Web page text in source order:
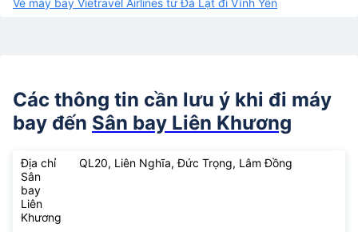
Vé máy bay Vietravel Airlines từ Đà Lạt đi Vĩnh Yên
Các thông tin cần lưu ý khi đi máy
bay đến Sân bay Liên Khương
Địa chỉ
Sân
bay
Liên
Khương
QL20, Liên Nghĩa, Đức Trọng, Lâm Đồng